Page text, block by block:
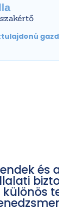
és
különös